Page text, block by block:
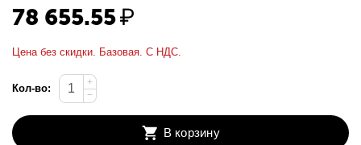
78 655.55₽
Цена без скидки. Базовая. С НДС.
Кол-во:
+
−
В корзину